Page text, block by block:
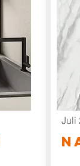
Juli